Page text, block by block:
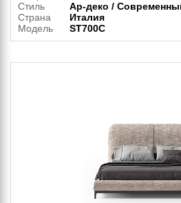
Стиль
Ар-деко /
Страна
Италия
Модель
ST700C